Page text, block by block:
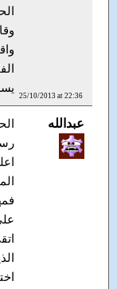
25/10/2013 at 22:36
عبدالله